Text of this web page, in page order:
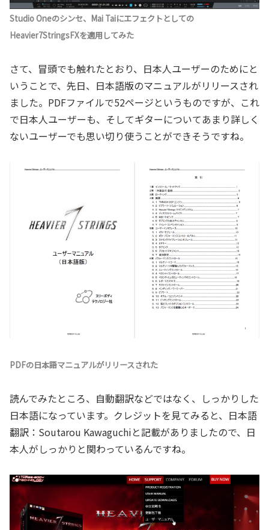
Studio Oneのシンセ、Mai Taiにエフェクトとしての
Heavier7StringsFXを適用してみた
さて、冒頭でも触れたとおり、日本人ユーザーのためにと
いうことで、先日、日本語版のマニュアルがリリースされ
ました。PDFファイルで52ページというものですが、これ
で日本人ユーザーも、そしてギターについてあまり詳しく
ないユーザーでも思い切り使うことができそうですね。
PDFの日本語マニュアルがリリースされた
読んでみたところ、自動翻訳などではなく、しっかりした
日本語になっています。クレジットを見てみると、日本語
翻訳：Soutarou Kawaguchiと記載がありましたので、日
本人がしっかりと関わっているんですね。